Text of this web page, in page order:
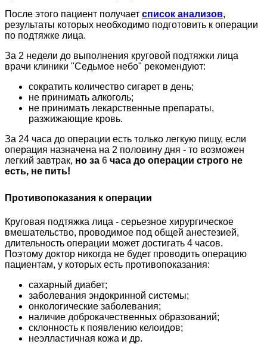
После этого пациент получает список анализов,
результаты которых необходимо подготовить к операции
по подтяжке лица.
За 2 недели до выполнения круговой подтяжки лица
врачи клиники "Седьмое небо" рекомендуют:
сократить количество сигарет в день;
не принимать алкоголь;
не принимать лекарственные препараты,
разжижающие кровь.
За 24 часа до операции есть только легкую пищу, если
операция назначена на 2 половину дня - то возможен
легкий завтрак, но за 6 часа до операции строго не
есть, не пить!
Противопоказания к операции
Круговая подтяжка лица - серьезное хирургическое
вмешательство, проводимое под общей анестезией,
длительность операции может достигать 4 часов.
Поэтому доктор никогда не будет проводить операцию
пациентам, у которых есть противопоказания:
сахарный диабет;
заболевания эндокринной системы;
онкологические заболевания;
наличие доброкачественных образований;
склонность к появлению келоидов;
неэлластичная кожа и др.